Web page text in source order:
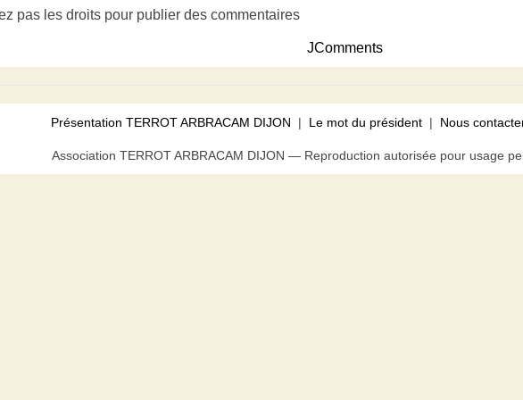
pas les droits pour publier des commentaires
JComments
Présentation TERROT ARBRACAM DIJON | Le mot du président | Nous
Association TERROT ARBRACAM DIJON — Reproduction autorisée pour usage